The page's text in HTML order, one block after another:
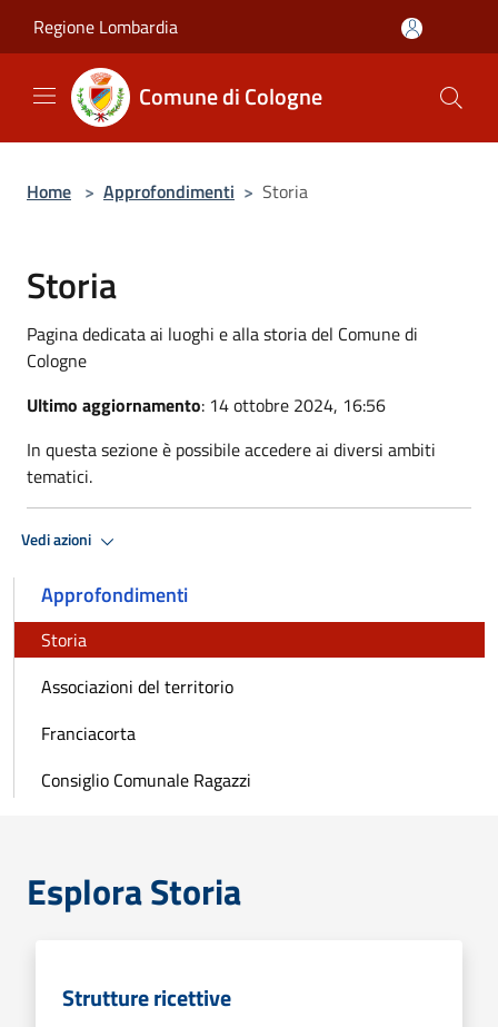
Regione Lombardia
Comune di Cologne
Home > Approfondimenti > Storia
Storia
Pagina dedicata ai luoghi e alla storia del Comune di
Cologne
Ultimo aggiornamento: 14 ottobre 2024, 16:56
In questa sezione è possibile accedere ai diversi ambiti
tematici.
Vedi azioni
Approfondimenti
Storia
Associazioni del territorio
Franciacorta
Consiglio Comunale Ragazzi
Esplora Storia
Strutture ricettive